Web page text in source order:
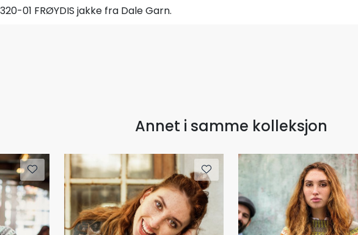
01 FRØYDIS jakke fra Dale Garn.
Annet i samme kolleksjon